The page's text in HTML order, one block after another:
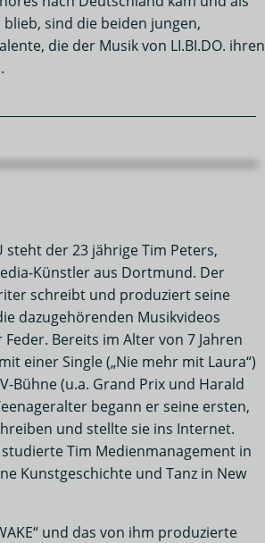
sind die beiden jungen,
die der Musik von LI.BI.DO. ihren
steht der 23 jährige Tim Peters,
Künstler aus Dortmund. Der
schreibt und produziert seine
dazugehörenden Musikvideos
Bereits im Alter von 7 Jahren
einer Single („Nie mehr mit Laura“)
Bühne (u.a. Grand Prix und Harald
begann er seine ersten,
und stellte sie ins Internet.
Tim Medienmanagement in
Kunstgeschichte und Tanz in New
und das von ihm produzierte